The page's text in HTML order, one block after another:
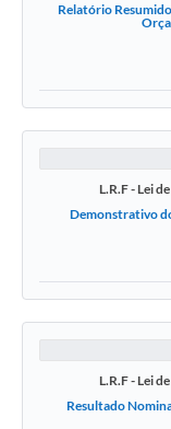
Relatório
L.R.F - Lei
Demonstrativo
L.R.F - Lei
Resultado